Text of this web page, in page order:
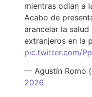
mientras odian a
Acabo de
arancelar la
extranjeros en la
pic.twitter.com/
— Agustín Romo
2026